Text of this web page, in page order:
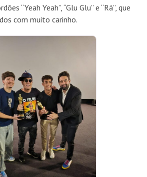
“Yeah Yeah”, “Glu Glu” e “Rá”, que
com muito carinho.